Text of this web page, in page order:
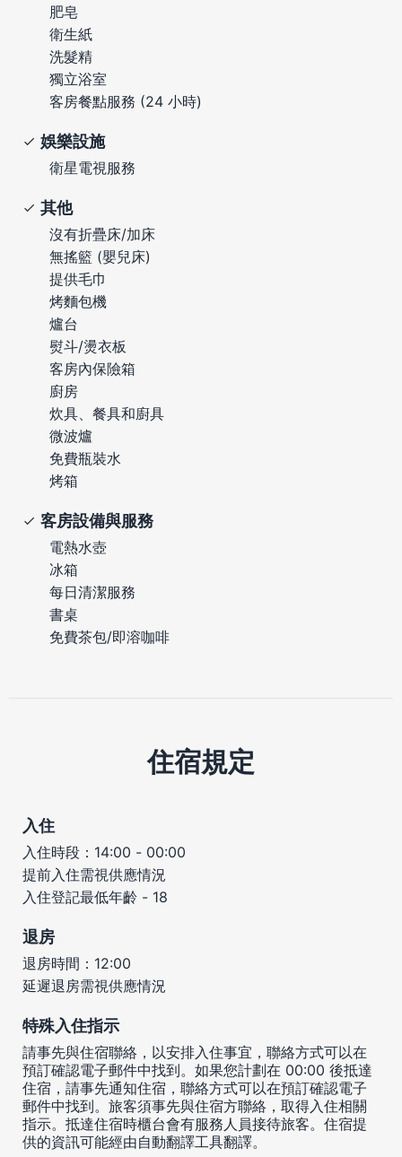
肥皂
衛生紙
洗髮精
獨立浴室
客房餐點服務 (24 小時)
娛樂設施
衛星電視服務
其他
沒有折疊床/加床
無搖籃 (嬰兒床)
提供毛巾
烤麵包機
爐台
熨斗/燙衣板
客房內保險箱
廚房
炊具、餐具和廚具
微波爐
免費瓶裝水
烤箱
客房設備與服務
電熱水壺
冰箱
每日清潔服務
書桌
免費茶包/即溶咖啡
住宿規定
入住
入住時段：14:00 - 00:00
提前入住需視供應情況
入住登記最低年齡 - 18
退房
退房時間：12:00
延遲退房需視供應情況
特殊入住指示
請事先與住宿聯絡，以安排入住事宜，聯絡方式可以在
預訂確認電子郵件中找到。如果您計劃在 00:00 後抵達
住宿，請事先通知住宿，聯絡方式可以在預訂確認電子
郵件中找到。旅客須事先與住宿方聯絡，取得入住相關
指示。抵達住宿時櫃台會有服務人員接待旅客。住宿提
供的資訊可能經由自動翻譯工具翻譯。